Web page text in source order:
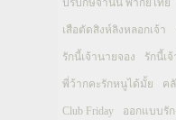
ปรปักษ์จำนน พากย์ไทย
เสือตัดสิงห์ลิงหลอกเจ้า
รักนี้เจ้านายจอง รักนี้เ
พี่ว้ากคะรักหนูได้มั้ย ค
Club Friday ออกแบบรั